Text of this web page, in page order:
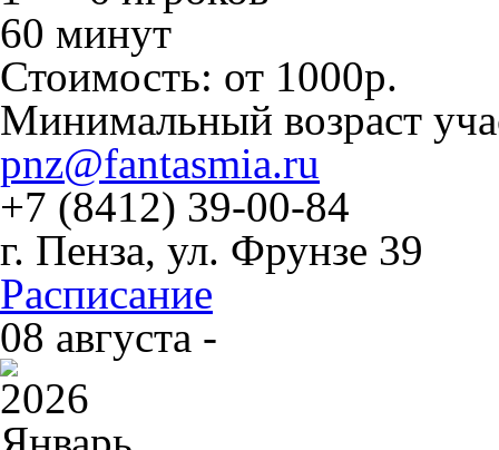
60 минут
Стоимость: от 1000р.
Минимальный возраст
pnz@fantasmia.ru
+7 (8412) 39-00-84
г. Пенза, ул. Фрунзе 39
Расписание
08 августа -
2026